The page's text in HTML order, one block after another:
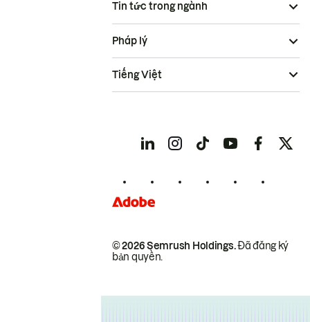
Tin tức trong ngành
© 2026 Semrush Holdings.Đã đăng ký
bản quyền.
Pháp lý
Tiếng Việt